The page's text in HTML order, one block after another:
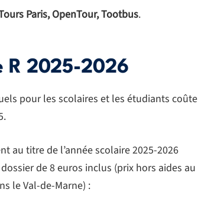
Paris, OpenTour, Tootbus.
R 2025-2026
pour les scolaires et les étudiants coûte
au titre de l’année scolaire 2025-2026
de 8 euros inclus (prix hors aides au
le Val-de-Marne) :